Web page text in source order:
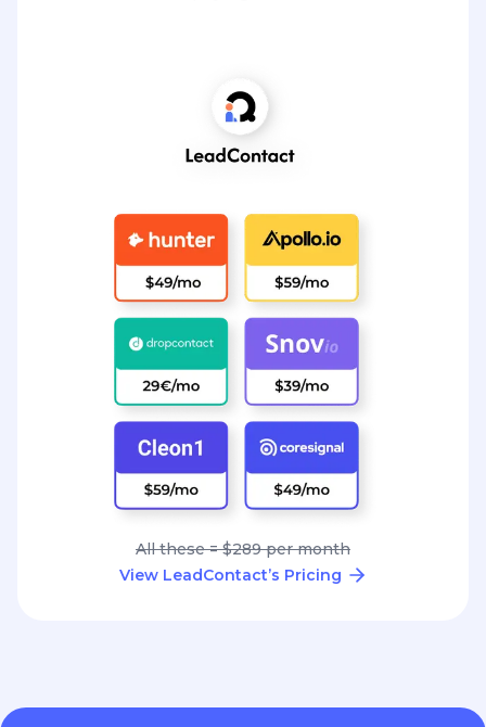
All these = $289 per month
View LeadContact’s Pricing